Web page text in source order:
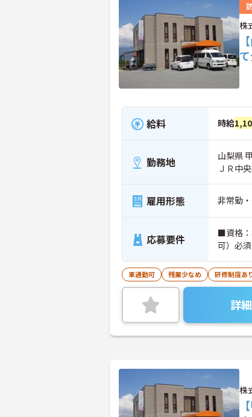
株
給料 時給
勤務地
山梨県
ＪＲ中
雇用形態 非常勤
応募要件
■資格
可）必須
車通勤可 残業少なめ 研修制度あ
詳
株